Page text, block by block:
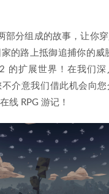
部分组成的故事，让你
的路上抵御追捕你的威
的扩展世界！在我们深
介意我们借此机会向
线 RPG 游记！